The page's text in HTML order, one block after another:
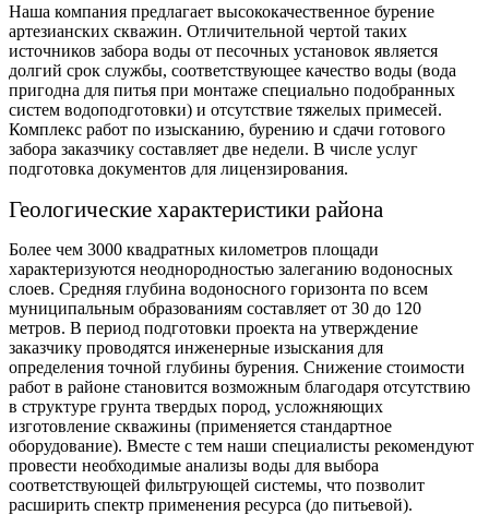
Наша компания предлагает высококачественное бурение
артезианских скважин. Отличительной чертой таких
источников забора воды от песочных установок является
долгий срок службы, соответствующее качество воды (вода
пригодна для питья при монтаже специально подобранных
систем водоподготовки) и отсутствие тяжелых примесей.
Комплекс работ по изысканию, бурению и сдачи готового
забора заказчику составляет две недели. В числе услуг
подготовка документов для лицензирования.
Геологические характеристики района
Более чем 3000 квадратных километров площади
характеризуются неоднородностью залеганию водоносных
слоев. Средняя глубина водоносного горизонта по всем
муниципальным образованиям составляет от 30 до 120
метров. В период подготовки проекта на утверждение
заказчику проводятся инженерные изыскания для
определения точной глубины бурения. Снижение стоимости
работ в районе становится возможным благодаря отсутствию
в структуре грунта твердых пород, усложняющих
изготовление скважины (применяется стандартное
оборудование). Вместе с тем наши специалисты рекомендуют
провести необходимые анализы воды для выбора
соответствующей фильтрующей системы, что позволит
расширить спектр применения ресурса (до питьевой).